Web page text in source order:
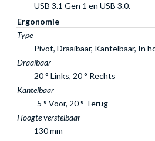
USB 3.1 Gen 1 en USB 3.0.
Ergonomie
Type
Pivot, Draaibaar, Kantelbaar, In
Draaibaar
20 ° Links, 20 ° Rechts
Kantelbaar
-5 ° Voor, 20 ° Terug
Hoogte verstelbaar
130 mm